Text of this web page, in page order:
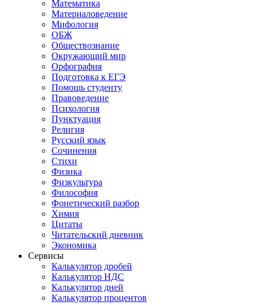
Математика
Материаловедение
Мифология
ОБЖ
Обществознание
Окружающий мир
Орфография
Подготовка к ЕГЭ
Помощь студенту
Правоведение
Психология
Пунктуация
Религия
Русский язык
Сочинения
Стихи
Физика
Физкультура
Философия
Фонетический разбор
Химия
Цитаты
Читательский дневник
Экономика
Сервисы
Калькулятор дробей
Калькулятор НДС
Калькулятор дней
Калькулятор процентов